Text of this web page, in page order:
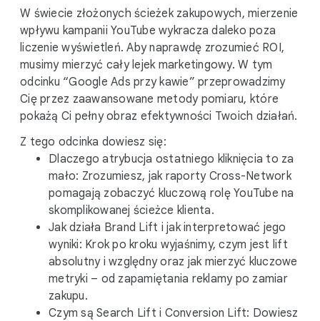
l
M
o
d
u
l
e
W świecie złożonych ścieżek zakupowych, mierzenie
wpływu kampanii YouTube wykracza daleko poza
liczenie wyświetleń. Aby naprawdę zrozumieć ROI,
musimy mierzyć cały lejek marketingowy. W tym
odcinku “Google Ads przy kawie” przeprowadzimy
Cię przez zaawansowane metody pomiaru, które
pokażą Ci pełny obraz efektywności Twoich działań.
Z tego odcinka dowiesz się:
Dlaczego atrybucja ostatniego kliknięcia to za
mało: Zrozumiesz, jak raporty Cross-Network
pomagają zobaczyć kluczową rolę YouTube na
skomplikowanej ścieżce klienta.
Jak działa Brand Lift i jak interpretować jego
wyniki: Krok po kroku wyjaśnimy, czym jest lift
absolutny i względny oraz jak mierzyć kluczowe
metryki – od zapamiętania reklamy po zamiar
zakupu.
Czym są Search Lift i Conversion Lift: Dowiesz